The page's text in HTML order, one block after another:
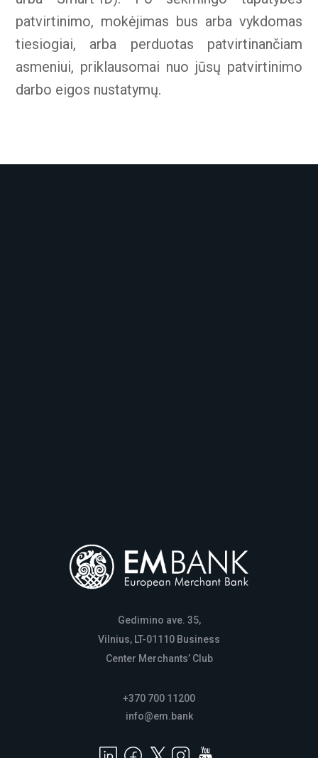
patvirtinimo, mokėjimas bus arba vykdomas
tiesiogiai, arba perduotas patvirtinančiam
asmeniui, priklausomai nuo jūsų patvirtinimo
darbo eigos nustatymų.
Gedimino ave. 35,
Vilnius, LT-01110 Business
Center Merchants’ Club
+370 700 11200
info@em.bank